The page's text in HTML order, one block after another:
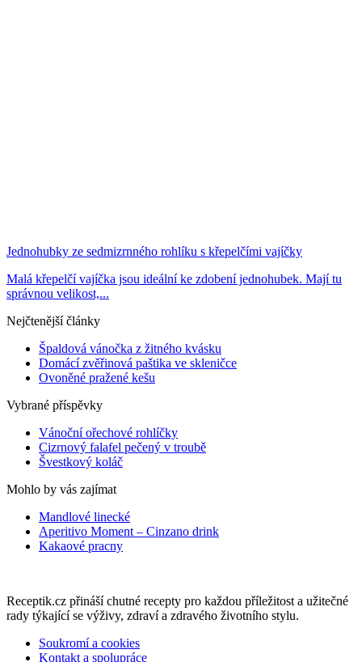
Jednohubky ze sedmizrnného rohlíku s křepelčími vajíčky
Malá křepelčí vajíčka jsou ideální ke zdobení jednohubek. Mají tu
správnou velikost,...
Nejčtenější články
Špaldová vánočka z žitného kvásku
Domácí zvěřinová paštika ve skleničce
Ovoněné pražené kešu
Vybrané příspěvky
Vánoční ořechové rohlíčky
Cizrnový falafel pečený v troubě
Švestkový koláč
Mohlo by vás zajímat
Mandlové linecké
Aperitivo Moment – Cinzano drink
Kakaové pracny
Receptik.cz přináší chutné recepty pro každou příležitost a užitečné
rady týkající se výživy, zdraví a zdravého životního stylu.
Soukromí a cookies
Kontakt a spolupráce